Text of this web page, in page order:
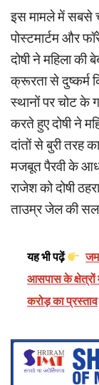
इस मामले में सबसे
पोस्टमार्टम और
दोषी ने महिला
क्रूरता से दुष्कर्म
स्थानों पर चोट के
करते हुए दोषी ने
दांतों से बुरी तरह
मजबूत पैरवी के
राजेश को दोषी
ताउम्र जेल की
यह भी पढ़ें
आसपास के क्षेत्रों
करोड़ का प्रस्ताव